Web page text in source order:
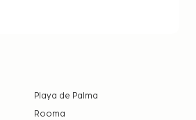
Playa de Palma
Rooma